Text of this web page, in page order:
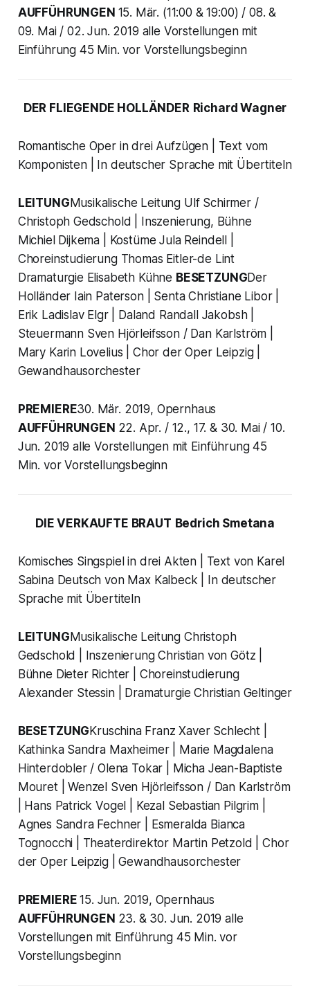
AUFFÜHRUNGEN 15. Mär. (11:00 & 19:00) / 08. &
09. Mai / 02. Jun. 2019 alle Vorstellungen mit
Einführung 45 Min. vor Vorstellungsbeginn
DER FLIEGENDE HOLLÄNDER Richard Wagner
Romantische Oper in drei Aufzügen | Text vom
Komponisten | In deutscher Sprache mit Übertiteln
LEITUNGMusikalische Leitung Ulf Schirmer /
Christoph Gedschold | Inszenierung, Bühne
Michiel Dijkema | Kostüme Jula Reindell |
Choreinstudierung Thomas Eitler-de Lint
Dramaturgie Elisabeth Kühne BESETZUNGDer
Holländer Iain Paterson | Senta Christiane Libor |
Erik Ladislav Elgr | Daland Randall Jakobsh |
Steuermann Sven Hjörleifsson / Dan Karlström |
Mary Karin Lovelius | Chor der Oper Leipzig |
Gewandhausorchester
PREMIERE30. Mär. 2019, Opernhaus
AUFFÜHRUNGEN 22. Apr. / 12., 17. & 30. Mai / 10.
Jun. 2019 alle Vorstellungen mit Einführung 45
Min. vor Vorstellungsbeginn
DIE VERKAUFTE BRAUT Bedrich Smetana
Komisches Singspiel in drei Akten | Text von Karel
Sabina Deutsch von Max Kalbeck | In deutscher
Sprache mit Übertiteln
LEITUNGMusikalische Leitung Christoph
Gedschold | Inszenierung Christian von Götz |
Bühne Dieter Richter | Choreinstudierung
Alexander Stessin | Dramaturgie Christian Geltinger
BESETZUNGKruschina Franz Xaver Schlecht |
Kathinka Sandra Maxheimer | Marie Magdalena
Hinterdobler / Olena Tokar | Micha Jean-Baptiste
Mouret | Wenzel Sven Hjörleifsson / Dan Karlström
| Hans Patrick Vogel | Kezal Sebastian Pilgrim |
Agnes Sandra Fechner | Esmeralda Bianca
Tognocchi | Theaterdirektor Martin Petzold | Chor
der Oper Leipzig | Gewandhausorchester
PREMIERE15. Jun. 2019, Opernhaus
AUFFÜHRUNGEN 23. & 30. Jun. 2019 alle
Vorstellungen mit Einführung 45 Min. vor
Vorstellungsbeginn